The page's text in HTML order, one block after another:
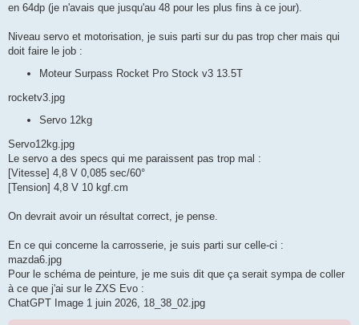
en 64dp (je n'avais que jusqu'au 48 pour les plus fins à ce jour).
Niveau servo et motorisation, je suis parti sur du pas trop cher mais qui
doit faire le job :
Moteur Surpass Rocket Pro Stock v3 13.5T
rocketv3.jpg
Servo 12kg
Servo12kg.jpg
Le servo a des specs qui me paraissent pas trop mal :
[Vitesse] 4,8 V 0,085 sec/60°
[Tension] 4,8 V 10 kgf.cm
On devrait avoir un résultat correct, je pense.
En ce qui concerne la carrosserie, je suis parti sur celle-ci :
mazda6.jpg
Pour le schéma de peinture, je me suis dit que ça serait sympa de coller
à ce que j'ai sur le ZXS Evo :
ChatGPT Image 1 juin 2026, 18_38_02.jpg